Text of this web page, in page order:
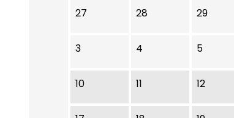
No hi ha cap activitat aquest mes
27 28 29
3 4 5
10 11 12